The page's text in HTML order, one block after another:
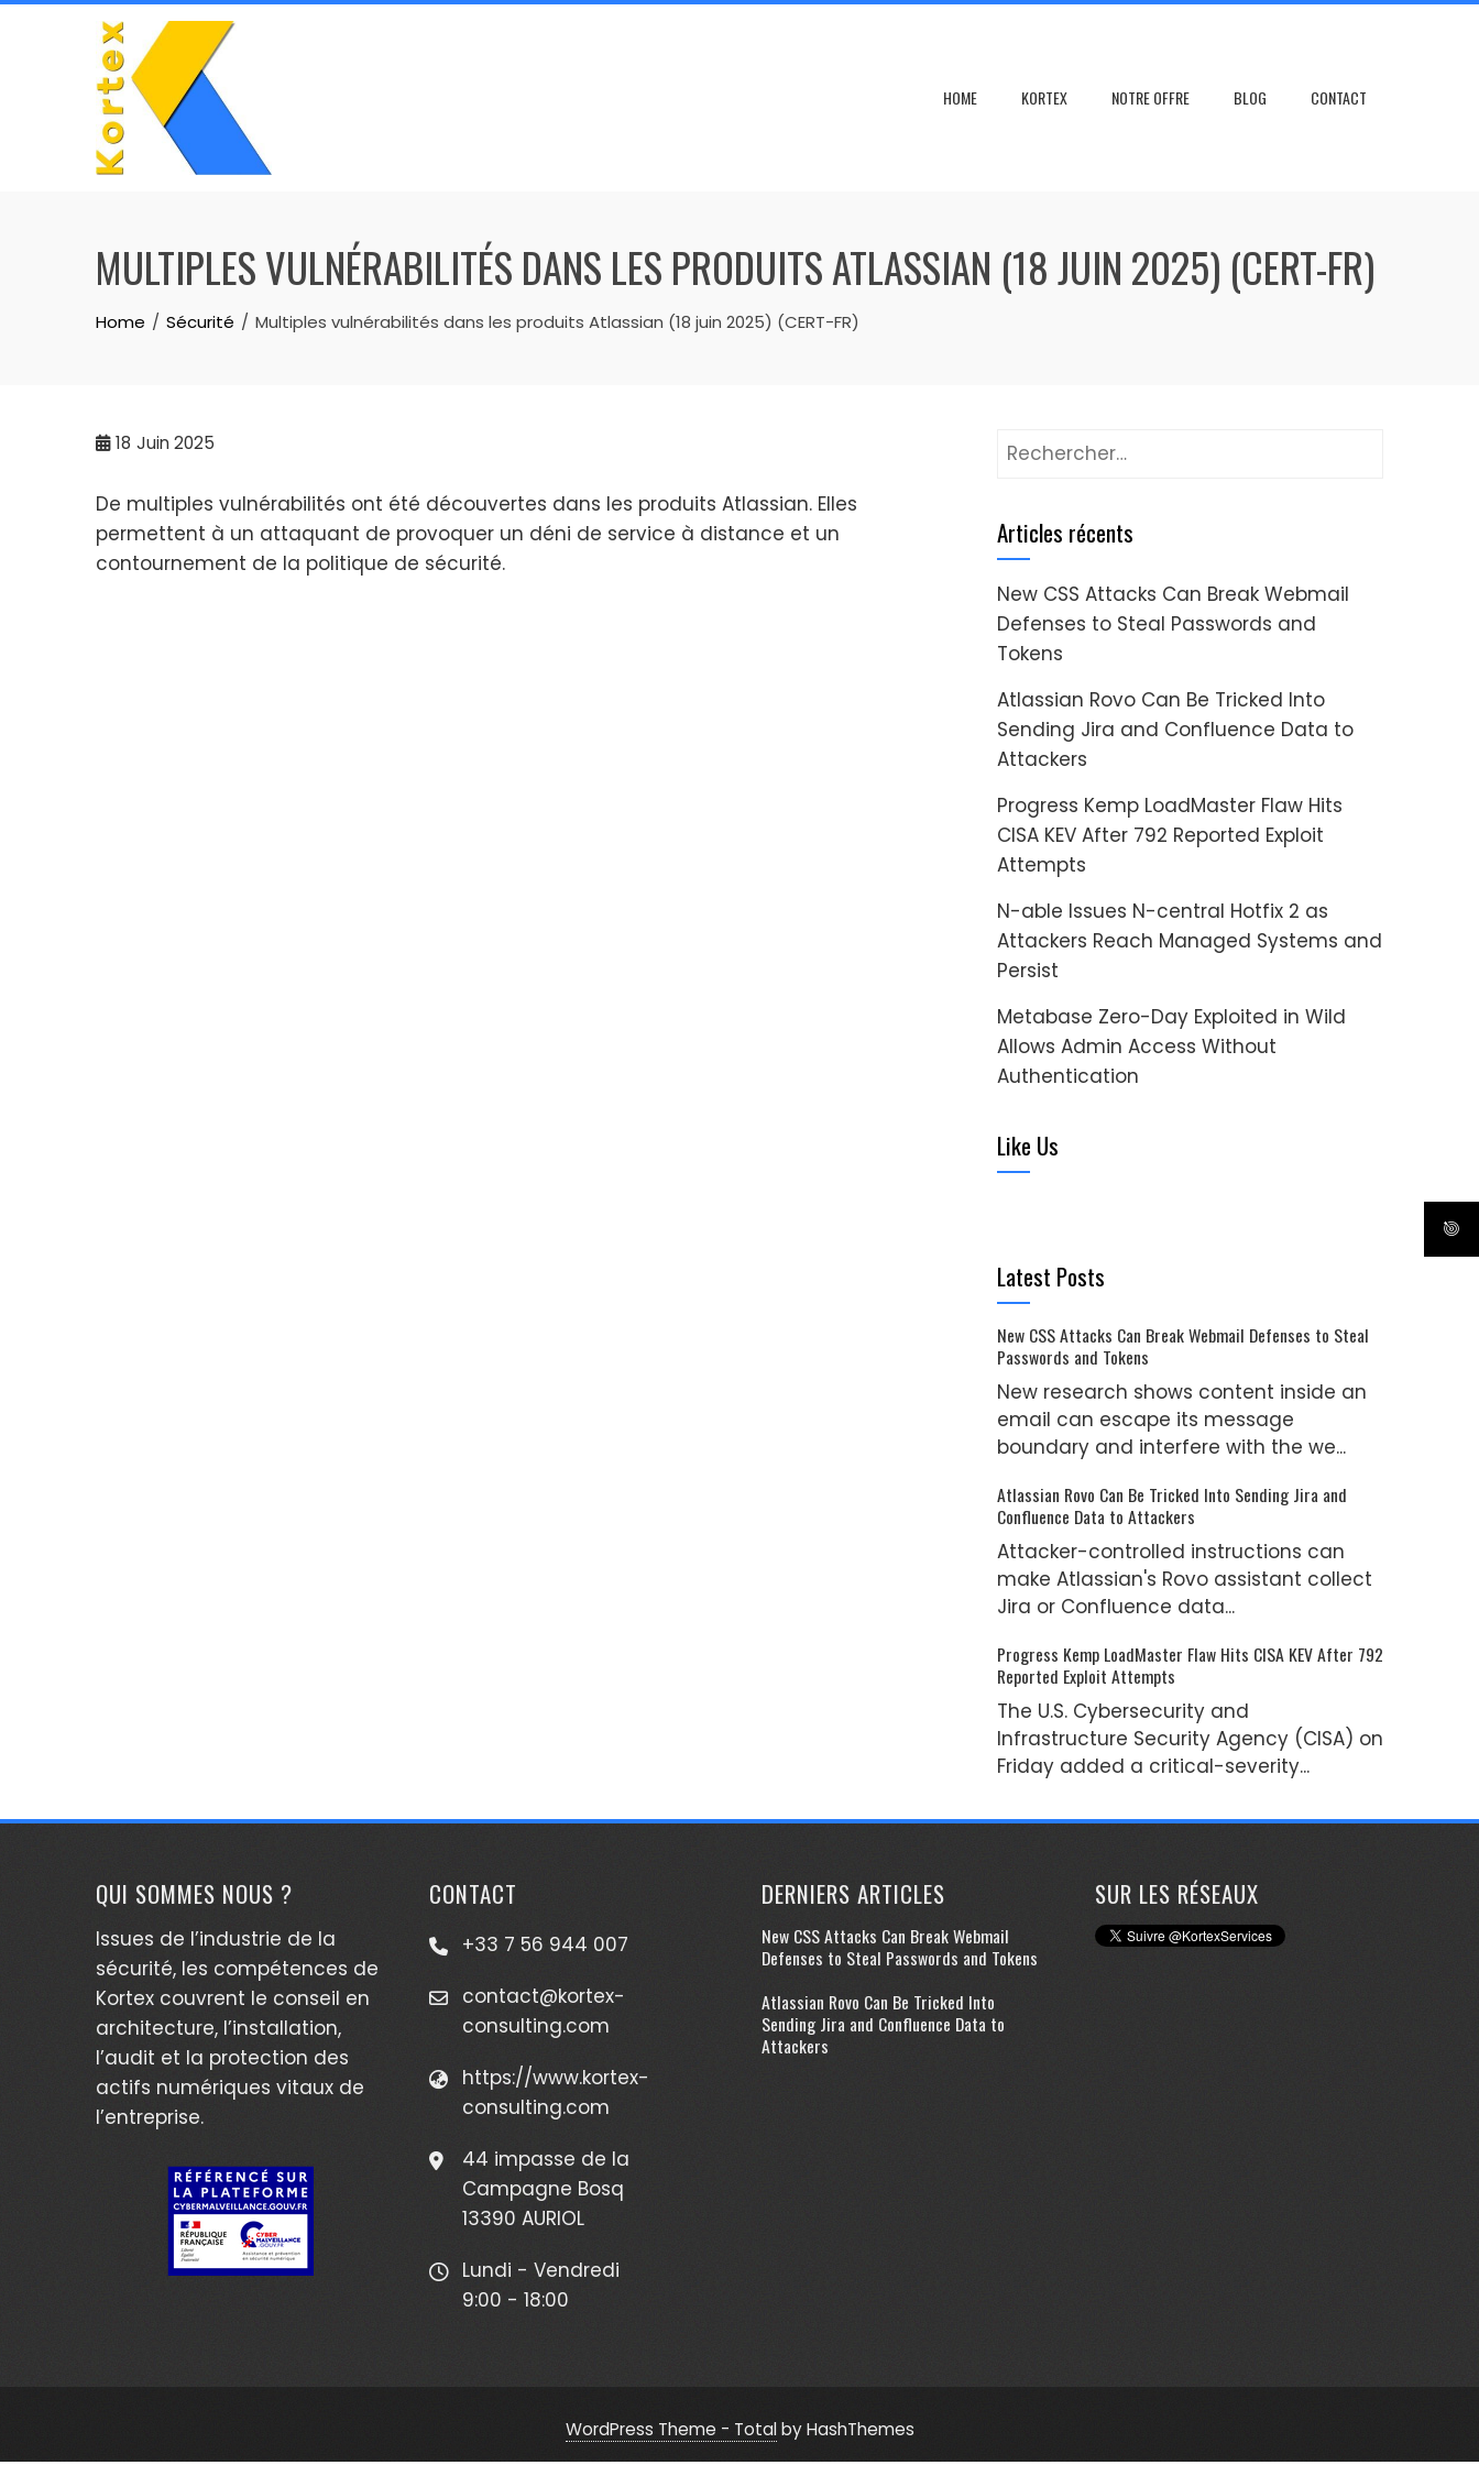
Skip
HOME KORTEX NOTRE OFFRE BLOG CONTACT
MULTIPLES VULNÉRABILITÉS DANS LES PRODUITS ATLASSIAN (18 JUIN 2025) (CERT-FR)
Home Sécurité Multiples vulnérabilités dans les produits Atlassian (18 juin 2025) (CERT-FR)
18 Juin 2025
De multiples vulnérabilités ont été découvertes dans les produits Atlassian. Elles
permettent à un attaquant de provoquer un déni de service à distance et un
contournement de la politique de sécurité.
Rechercher :
Articles récents
New CSS Attacks Can Break Webmail
Defenses to Steal Passwords and
Tokens
Atlassian Rovo Can Be Tricked Into
Sending Jira and Confluence Data to
Attackers
Progress Kemp LoadMaster Flaw Hits
CISA KEV After 792 Reported Exploit
Attempts
N-able Issues N-central Hotfix 2 as
Attackers Reach Managed Systems and
Persist
Metabase Zero-Day Exploited in Wild
Allows Admin Access Without
Authentication
Like Us
Latest Posts
New CSS Attacks Can Break Webmail Defenses to Steal
Passwords and Tokens
New research shows content inside an
email can escape its message
boundary and interfere with the we...
Atlassian Rovo Can Be Tricked Into Sending Jira and
Confluence Data to Attackers
Attacker-controlled instructions can
make Atlassian's Rovo assistant collect
Jira or Confluence data...
Progress Kemp LoadMaster Flaw Hits CISA KEV After 792
Reported Exploit Attempts
The U.S. Cybersecurity and
Infrastructure Security Agency (CISA) on
Friday added a critical-severity...
QUI SOMMES NOUS ?
Issues de l’industrie de la
sécurité, les compétences de
Kortex couvrent le conseil en
architecture, l’installation,
l’audit et la protection des
actifs numériques vitaux de
l’entreprise.
CONTACT
+33 7 56 944 007
contact@kortex-
consulting.com
https://www.kortex-
consulting.com
44 impasse de la
Campagne Bosq
13390 AURIOL
Lundi - Vendredi
9:00 - 18:00
DERNIERS ARTICLES
New CSS Attacks Can Break Webmail
Defenses to Steal Passwords and Tokens
Atlassian Rovo Can Be Tricked Into
Sending Jira and Confluence Data to
Attackers
SUR LES RÉSEAUX
WordPress Theme - Totalby HashThemes